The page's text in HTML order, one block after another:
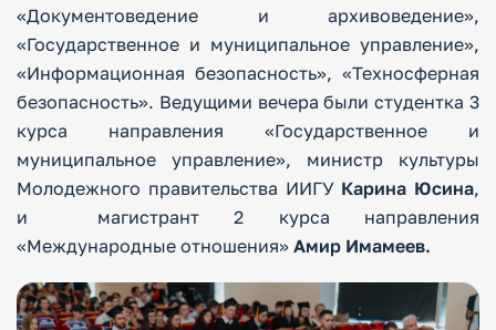
«Документоведение и архивоведение»,
«Государственное и муниципальное управление»,
«Информационная безопасность», «Техносферная
безопасность». Ведущими вечера были студентка 3
курса направления «Государственное и
муниципальное управление», министр культуры
Молодежного правительства ИИГУ Карина Юсина,
и магистрант 2 курса направления
«Международные отношения» Амир Имамеев.